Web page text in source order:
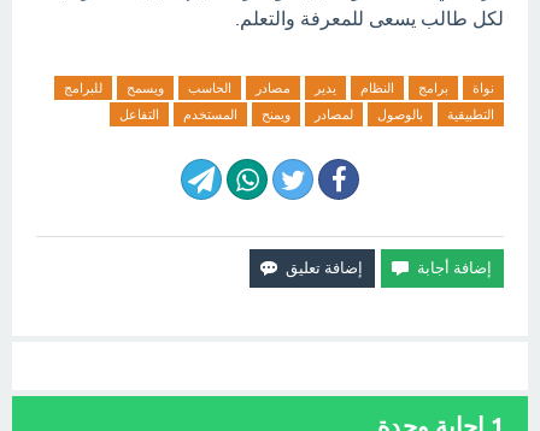
لكل طالب يسعى للمعرفة والتعلم.
نواة برامج النظام يدير مصادر الحاسب ويسمح
للبرامج
التطبيقية
بالوصول لمصادر ويمنح المستخدم التفاعل